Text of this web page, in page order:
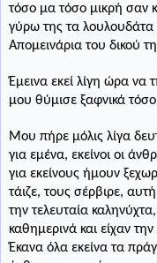
τόσο μα τόσο μικρή σαν
γύρω της τα λουλουδάτα
Απομεινάρια του δικού
Έμεινα εκεί λίγη ώρα να
μου θύμισε ξαφνικά
Μου πήρε μόλις λίγα
για εμένα, εκείνοι οι
για εκείνους ήμουν
τάιζε, τους σέρβιρε,
την τελευταία
καθημερινά και είχαν
Έκανα όλα εκείνα τα